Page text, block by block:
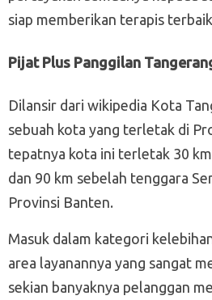
siap memberikan terapis
Pijat Plus Panggilan
Dilansir dari wikipedia Kota
sebuah kota yang terletak di
tepatnya kota ini terletak 30
dan 90 km sebelah tenggara
Provinsi Banten.
Masuk dalam kategori
area layanannya yang sangat
sekian banyaknya pelanggan